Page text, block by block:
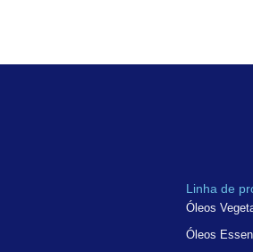
Linha de
Óleos
Óleos